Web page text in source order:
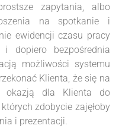
zapytania, albo
na spotkanie i
ewidencji czasu pracy
dopiero bezpośrednia
możliwości systemu
Klienta, że się na
dla Klienta do
zdobycie zajęłoby
i prezentacji.